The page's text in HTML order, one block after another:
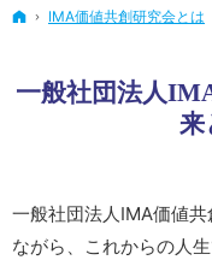
ホーム
IMA価値共創研究会とは
一般社団法人
来
一般社団法人IMA価値
ながら、これからの人